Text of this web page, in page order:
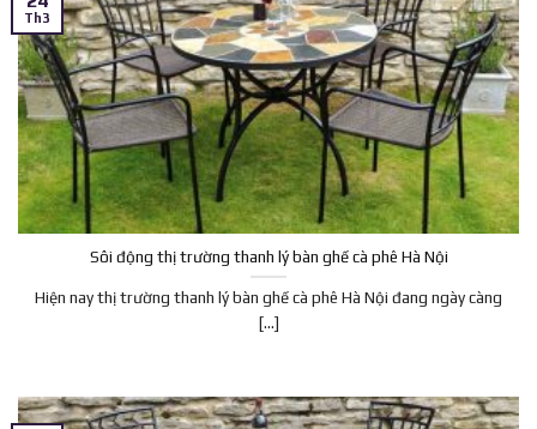
Sôi động thị trường thanh lý bàn ghế cà phê Hà Nội
Hiện nay thị trường thanh lý bàn ghế cà phê Hà Nội đang ngày càng
[...]
Th3